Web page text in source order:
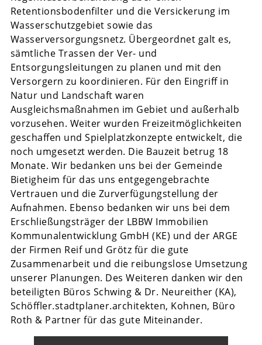
Retentionsbodenfilter und die Versickerung im
Wasserschutzgebiet sowie das
Wasserversorgungsnetz. Übergeordnet galt es,
sämtliche Trassen der Ver- und
Entsorgungsleitungen zu planen und mit den
Versorgern zu koordinieren. Für den Eingriff in
Natur und Landschaft waren
Ausgleichsmaßnahmen im Gebiet und außerhalb
vorzusehen. Weiter wurden Freizeitmöglichkeiten
geschaffen und Spielplatzkonzepte entwickelt, die
noch umgesetzt werden. Die Bauzeit betrug 18
Monate. Wir bedanken uns bei der Gemeinde
Bietigheim für das uns entgegengebrachte
Vertrauen und die Zurverfügungstellung der
Aufnahmen. Ebenso bedanken wir uns bei dem
Erschließungsträger der LBBW Immobilien
Kommunalentwicklung GmbH (KE) und der ARGE
der Firmen Reif und Grötz für die gute
Zusammenarbeit und die reibungslose Umsetzung
unserer Planungen. Des Weiteren danken wir den
beteiligten Büros Schwing & Dr. Neureither (KA),
Schöffler.stadtplaner.architekten, Kohnen, Büro
Roth & Partner für das gute Miteinander.